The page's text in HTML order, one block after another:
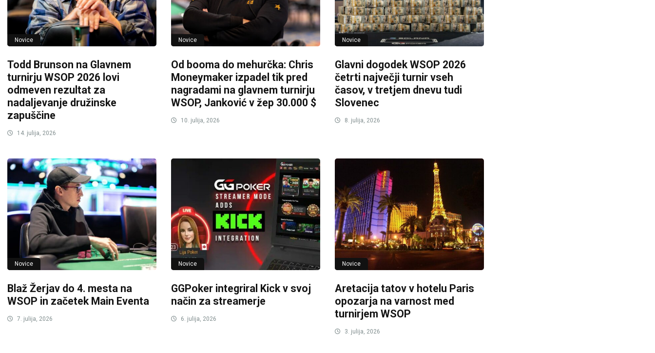
Novice
Todd Brunson na Glavnem
turnirju WSOP 2026 lovi
odmeven rezultat za
nadaljevanje družinske
zapuščine
14. julija, 2026
Novice
Od booma do mehurčka: Chris
Moneymaker izpadel tik pred
nagradami na glavnem turnirju
WSOP, Janković v žep 30.000 $
10. julija, 2026
Novice
Glavni dogodek WSOP 2026
četrti največji turnir vseh
časov, v tretjem dnevu tudi
Slovenec
8. julija, 2026
Novice
Blaž Žerjav do 4. mesta na
WSOP in začetek Main Eventa
7. julija, 2026
Novice
GGPoker integriral Kick v svoj
način za streamerje
6. julija, 2026
Novice
Aretacija tatov v hotelu Paris
opozarja na varnost med
turnirjem WSOP
3. julija, 2026